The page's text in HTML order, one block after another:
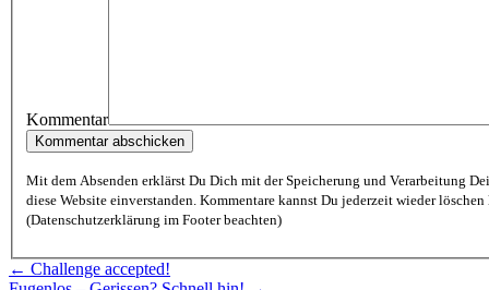
Kommentar
Mit dem Absenden erklärst Du Dich mit der Speicherung und Verarbeitung
diese Website einverstanden. Kommentare kannst Du jederzeit wieder löschen lassen
(Datenschutzerklärung im Footer beachten)
← Challenge accepted!